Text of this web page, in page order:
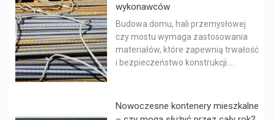
wykonawców
Budowa domu, hali przemysłowej
czy mostu wymaga zastosowania
materiałów, które zapewnią trwałość
i bezpieczeństwo konstrukcji....
Nowoczesne kontenery mieszkalne